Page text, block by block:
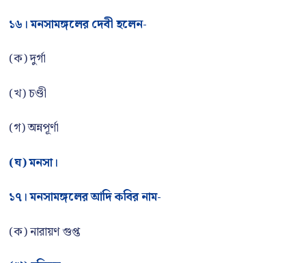
১৬। মনসামঙ্গলের দেবী হলেন-
(ক) দুর্গা
(খ) চণ্ডী
(গ) অন্নপূর্ণা
(ঘ) মনসা।
১৭। মনসামঙ্গলের আদি কবির নাম-
(ক) নারায়ণ গুপ্ত